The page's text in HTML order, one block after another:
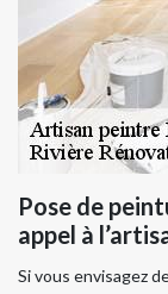
Pose de
appel à
Si vous envisagez